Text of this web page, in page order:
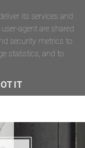
its services and
agent are shared
security metrics to
statistics, and to
IT